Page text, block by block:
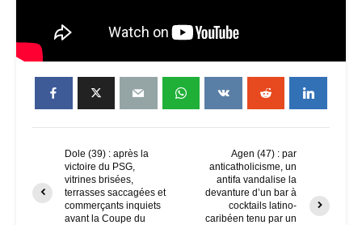
Dole (39) : après la
victoire du PSG,
vitrines brisées,
terrasses saccagées et
commerçants inquiets
avant la Coupe du
Agen (47) : par
anticatholicisme, un
antifa vandalise la
devanture d’un bar à
cocktails latino-
caribéen tenu par un